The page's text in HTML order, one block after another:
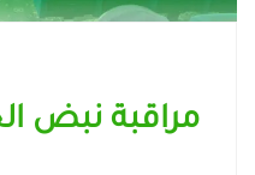
مراقبة نبض